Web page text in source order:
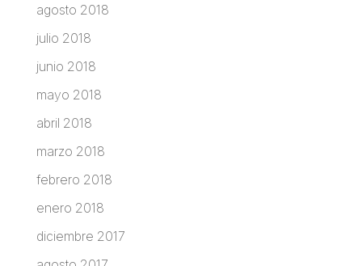
agosto 2018
julio 2018
junio 2018
mayo 2018
abril 2018
marzo 2018
febrero 2018
enero 2018
diciembre 2017